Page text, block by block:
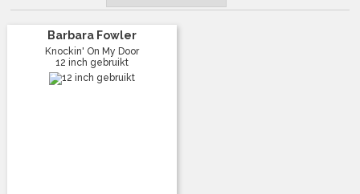
Barbara Fowler
Knockin' On My Door
12 inch gebruikt